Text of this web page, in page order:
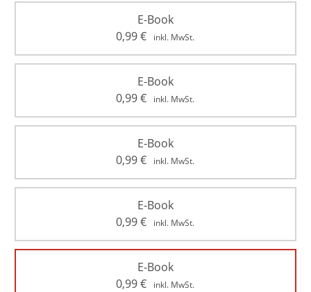
E-Book
0,99€ inkl. MwSt.
E-Book
0,99€ inkl. MwSt.
E-Book
0,99€ inkl. MwSt.
E-Book
0,99€ inkl. MwSt.
E-Book
0,99€ inkl. MwSt.